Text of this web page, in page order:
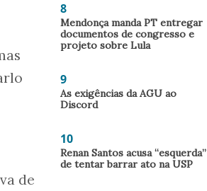
de
8
Mendonça manda PT entregar
documentos de congresso e
projeto sobre Lula
9
As exigências da AGU ao
Discord
10
Renan Santos acusa “esquerda”
de tentar barrar ato na USP